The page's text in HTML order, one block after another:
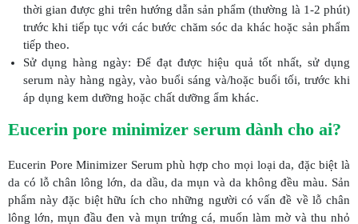
thời gian được ghi trên hướng dẫn sản phẩm (thường là 1-2 phút)
trước khi tiếp tục với các bước chăm sóc da khác hoặc sản phẩm
tiếp theo.
Sử dụng hàng ngày: Để đạt được hiệu quả tốt nhất, sử dụng
serum này hàng ngày, vào buổi sáng và/hoặc buổi tối, trước khi
áp dụng kem dưỡng hoặc chất dưỡng ẩm khác.
Eucerin pore minimizer serum dành cho ai?
Eucerin Pore Minimizer Serum phù hợp cho mọi loại da, đặc biệt là
da có lỗ chân lông lớn, da dầu, da mụn và da không đều màu. Sản
phẩm này đặc biệt hữu ích cho những người có vấn đề về lỗ chân
lông lớn, mụn đầu đen và mụn trứng cá, muốn làm mờ và thu nhỏ